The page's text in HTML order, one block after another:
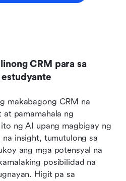
CRM para sa
estudyante
makabagong CRM na
at pamamahala ng
ng AI upang magbigay ng
insight, tumutulong sa
ang mga potensyal na
posibilidad na
Higit pa sa